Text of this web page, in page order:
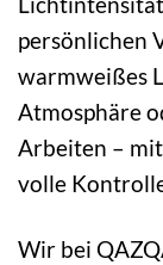
persönlichen
warmweißes
Atmosphäre
Arbeiten –
volle
Wir bei